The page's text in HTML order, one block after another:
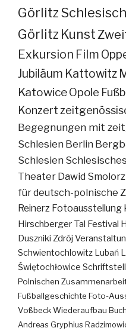
Görlitz
Görlitz Kunst
Exkursion Film
Jubiläum Kattowitz
KatowiceOpole
Konzert
Begegnungen mit
Schlesien Berlin
Schlesien
Theater Dawid Smolorz
für deutsch-polnische
Reinerz Fotoausstellung
Hirschberger Tal Festival
Duszniki Zdrój
Schwientochlowitz Lubań
Świętochłowice
Polnischen
Fußballgeschichte Foto-
VoßbeckWiederaufbau
Andreas Gryphius